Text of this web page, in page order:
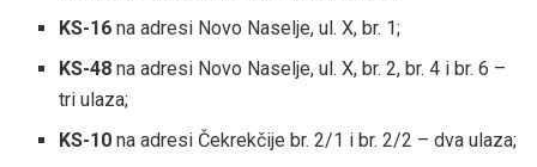
KS-16na adresi Novo Naselje, ul. X, br. 1;
KS-48na adresi Novo Naselje, ul. X, br. 2, br. 4 i br. 6 –
tri ulaza;
KS-10na adresi Čekrekčije br. 2/1 i br. 2/2 – dva ulaza;